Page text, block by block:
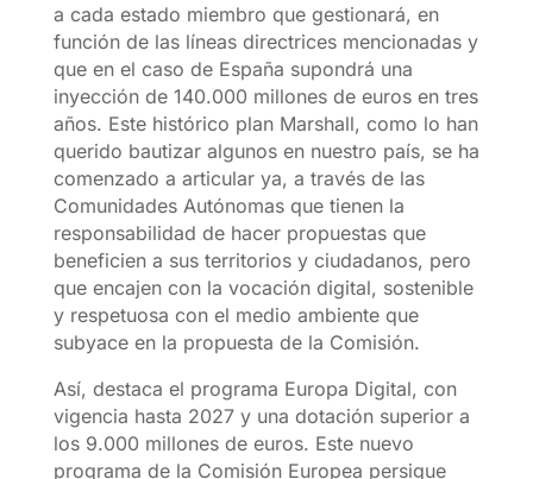
a cada estado miembro que gestionará, en
función de las líneas directrices mencionadas y
que en el caso de España supondrá una
inyección de 140.000 millones de euros en tres
años. Este histórico plan Marshall, como lo han
querido bautizar algunos en nuestro país, se ha
comenzado a articular ya, a través de las
Comunidades Autónomas que tienen la
responsabilidad de hacer propuestas que
beneficien a sus territorios y ciudadanos, pero
que encajen con la vocación digital, sostenible
y respetuosa con el medio ambiente que
subyace en la propuesta de la Comisión.
Así, destaca el programa Europa Digital, con
vigencia hasta 2027 y una dotación superior a
los 9.000 millones de euros. Este nuevo
programa de la Comisión Europea persigue